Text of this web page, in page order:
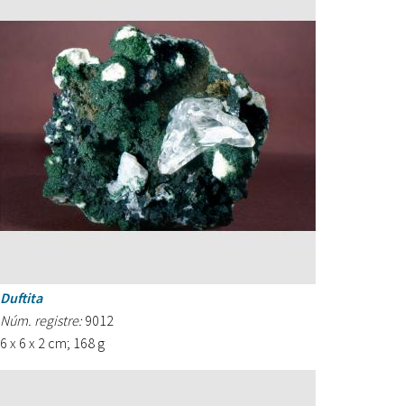
Duftita
Núm. registre: 9012
6 x 6 x 2 cm; 168 g